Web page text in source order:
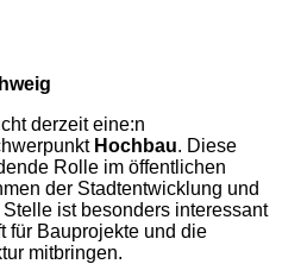
derzeit eine:n
Hochbau. Diese
Rolle im öffentlichen
der Stadtentwicklung und
ist besonders interessant
für Bauprojekte und die
mitbringen.